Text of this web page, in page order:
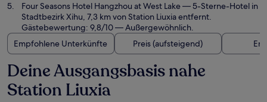
Four Seasons Hotel Hangzhou at West Lake— 5-Sterne-Hotel in
Stadtbezirk Xihu, 7,3 km von Station Liuxia entfernt.
Gästebewertung: 9,8/10 — Außergewöhnlich.
Empfohlene Unterkünfte
Preis (aufsteigend)
Deine Ausgangsbasis nahe
Station Liuxia